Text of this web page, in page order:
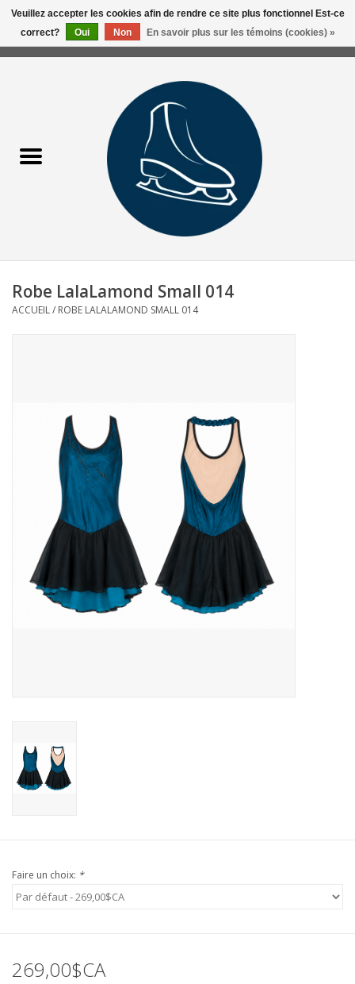
0 Articles - 0,00$CA
Liquidation/Clearance
Patins Usagés
Hockey
Pièces uniques Lamond
Signature
Rendez-vous achat de patins
Robe LalaLamond Small 014
ACCUEIL/ ROBE LALALAMOND SMALL 014
Faire un choix: *
269,00$CA
Veuillez accepter les cookies afin de rendre ce site plus fonctionnel Est-ce
correct?
Oui Non En savoir plus sur les témoins (cookies) »